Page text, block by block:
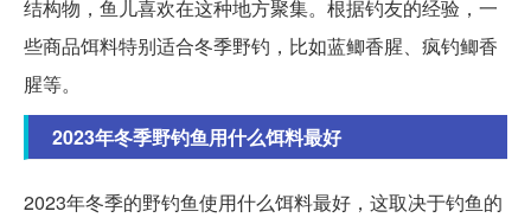
结构物，鱼儿喜欢在这种地方聚集。根据钓友的经验，一
些商品饵料特别适合冬季野钓，比如蓝鲫香腥、疯钓鲫香
腥等。
2023年冬季野钓鱼用什么饵料最好
2023年冬季的野钓鱼使用什么饵料最好，这取决于钓鱼的